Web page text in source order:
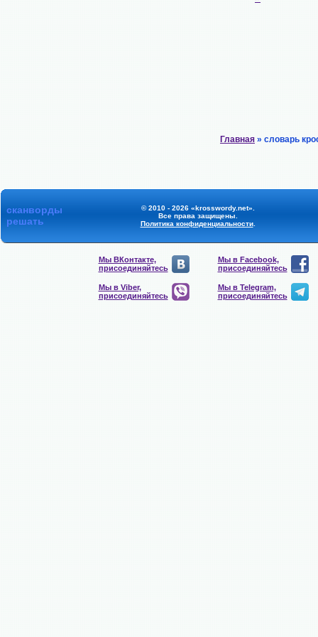
Главная » словарь
сканворды
решать
© 2010 - 2026 «krosswordy.net».
Все права защищены.
Политика конфиденциальности.
Мы ВКонтакте,
присоединяйтесь
Мы в Facebook,
присоединяйтесь
Мы в Viber,
присоединяйтесь
Мы в Telegram,
присоединяйтесь